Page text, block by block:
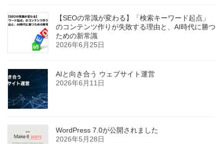
【SEOの常識が変わる】「検索キーワード起点」
のコンテンツ作りが失敗する理由と、AI時代に勝つ
ための新常識
2026年6月25日
AIと向き合う ウェブサイト運営
2026年6月11日
WordPress 7.0が公開されました
2026年5月28日